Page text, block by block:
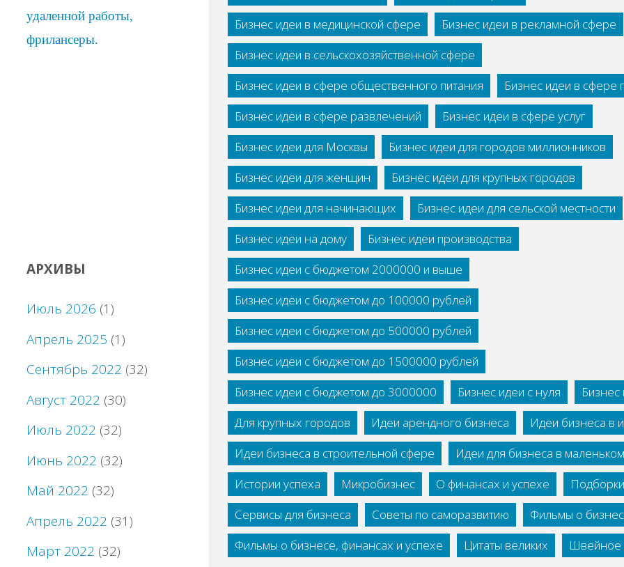
Бизнес идеи в медицинской сфере
Бизнес идеи в рекламной сфере
Бизнес идеи в сельскохозяйственной сфере
Бизнес идеи в сфере общественного питания
Бизнес идеи в сфере
Бизнес идеи в сфере развлечений
Бизнес идеи в сфере услуг
Бизнес идеи для Москвы
Бизнес идеи для городов миллионников
Бизнес идеи для женщин
Бизнес идеи для крупных городов
Бизнес идеи для начинающих
Бизнес идеи для сельской местности
Бизнес идеи на дому
Бизнес идеи производства
Бизнес идеи с бюджетом 2000000 и выше
Бизнес идеи с бюджетом до 100000 рублей
Бизнес идеи с бюджетом до 500000 рублей
Бизнес идеи с бюджетом до 1500000 рублей
Бизнес идеи с бюджетом до 3000000
Бизнес идеи с нуля
Бизнес
Для крупных городов
Идеи арендного бизнеса
Идеи бизнеса в
Идеи бизнеса в строительной сфере
Идеи для бизнеса в
Истории успеха
Микробизнес О финансах и успехе
Сервисы для бизнеса
Советы по саморазвитию
Фильмы о
Фильмы о бизнесе, финансах и успехе
Цитаты великих Швейное
АРХИВЫ
Июль 2026 (1)
Апрель 2025 (1)
Сентябрь 2022 (32)
Август 2022 (30)
Июль 2022 (32)
Июнь 2022 (32)
Май 2022 (32)
Апрель 2022 (31)
Март 2022 (32)